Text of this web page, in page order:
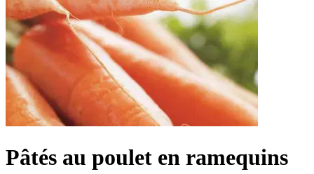
Pâtés au poulet en ramequins